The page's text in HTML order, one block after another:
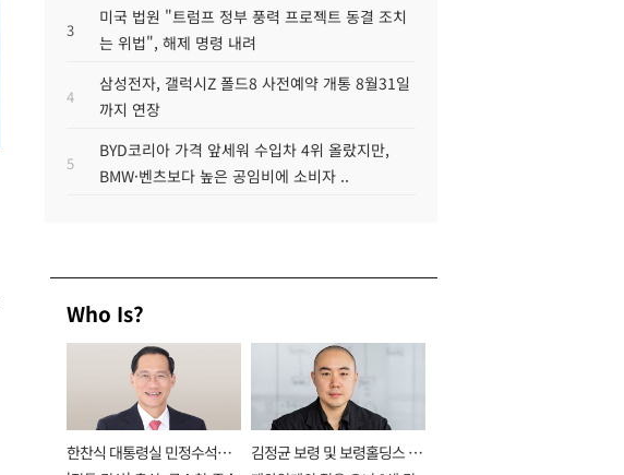
3
미국 법원 "트럼프 정부 풍력 프로젝트 동결 조치
는 위법", 해제 명령 내려
4
삼성전자, 갤럭시Z 폴드8 사전예약 개통 8월31일
까지 연장
5
BYD코리아 가격 앞세워 수입차 4위 올랐지만,
BMW·벤츠보다 높은 공임비에 소비자 ..
Who Is?
한찬식 대통령실 민정수석비
김정균 보령 및 보령홀딩스 대